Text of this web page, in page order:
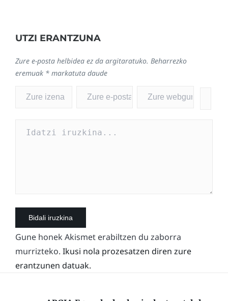
UTZI ERANTZUNA
Zure e-posta helbidea ez da argitaratuko. Beharrezko
eremuak * markatuta daude
Gune honek Akismet erabiltzen du zaborra
murrizteko. Ikusi nola prozesatzen diren zure
erantzunen datuak.